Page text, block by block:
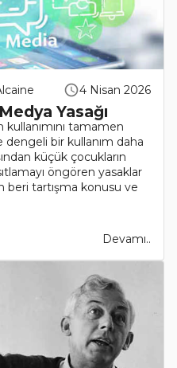
4 Nisan 2026
Yasağı
kullanımını tamamen
dengeli bir kullanım daha
küçük çocukların
öngören yasaklar
tartışma konusu ve
Devamı..